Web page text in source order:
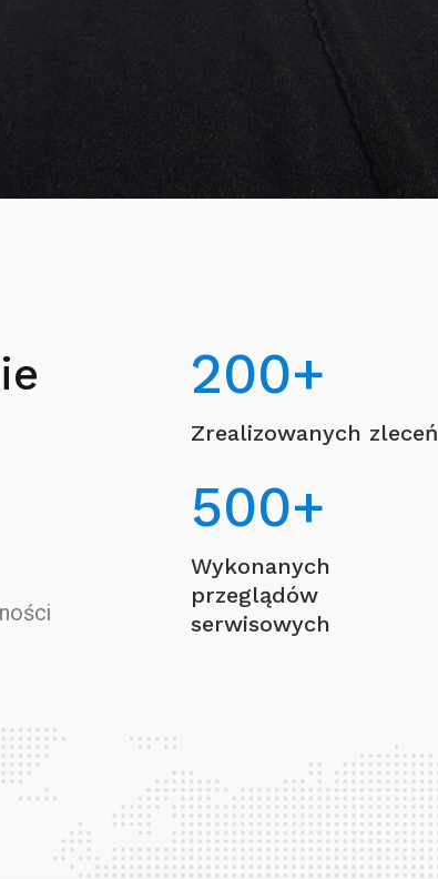
200+
Zrealizowanych zleceń
500+
Wykonanych
przeglądów
serwisowych